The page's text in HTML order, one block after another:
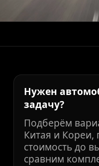
Нужен
задачу?
Подберём
Китая и Кореи,
стоимость до
сравним